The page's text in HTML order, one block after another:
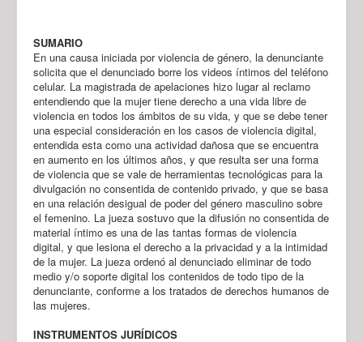
SUMARIO
En una causa iniciada por violencia de género, la denunciante
solicita que el denunciado borre los videos íntimos del teléfono
celular. La magistrada de apelaciones hizo lugar al reclamo
entendiendo que la mujer tiene derecho a una vida libre de
violencia en todos los ámbitos de su vida, y que se debe tener
una especial consideración en los casos de violencia digital,
entendida esta como una actividad dañosa que se encuentra
en aumento en los últimos años, y que resulta ser una forma
de violencia que se vale de herramientas tecnológicas para la
divulgación no consentida de contenido privado, y que se basa
en una relación desigual de poder del género masculino sobre
el femenino. La jueza sostuvo que la difusión no consentida de
material íntimo es una de las tantas formas de violencia
digital, y que lesiona el derecho a la privacidad y a la intimidad
de la mujer. La jueza ordenó al denunciado eliminar de todo
medio y/o soporte digital los contenidos de todo tipo de la
denunciante, conforme a los tratados de derechos humanos de
las mujeres.
INSTRUMENTOS JURÍDICOS